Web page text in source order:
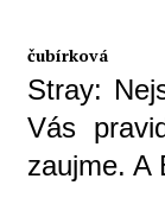
čubírková
Stray:
Vás
zaujme. A